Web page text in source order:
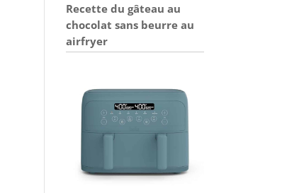
Recette du gâteau au
chocolat sans beurre au
airfryer